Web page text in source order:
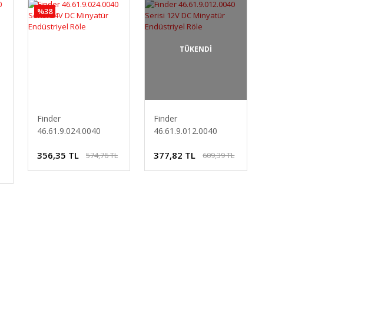
%38
Finder
46.61.9.024.0040
Minyatür Endüstriyel
Röle
356,35 TL 574,76 TL
TÜKENDİ
Finder
46.61.9.012.0040
Minyatür Endüstriyel
Röle
377,82 TL 609,39 TL